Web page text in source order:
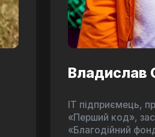
Владислав
ІТ підприємець,
«Перший код»,
«Благодійний